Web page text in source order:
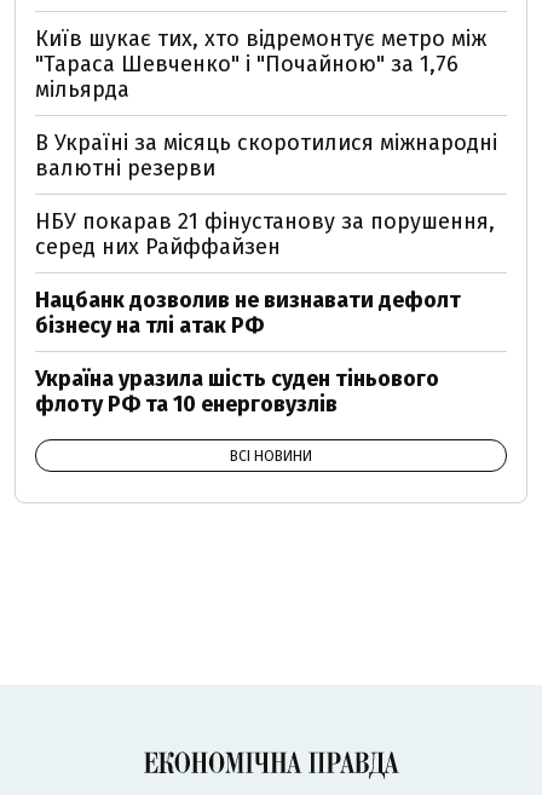
Київ шукає тих, хто відремонтує метро між
"Тараса Шевченко" і "Почайною" за 1,76
мільярда
В Україні за місяць скоротилися міжнародні
валютні резерви
НБУ покарав 21 фінустанову за порушення,
серед них Райффайзен
Нацбанк дозволив не визнавати дефолт
бізнесу на тлі атак РФ
Україна уразила шість суден тіньового
флоту РФ та 10 енерговузлів
ВСІ НОВИНИ